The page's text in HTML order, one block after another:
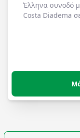
Έλληνα συνοδό
Costa Diadema